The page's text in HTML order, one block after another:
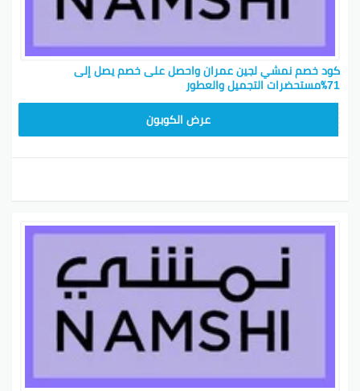
كود خصم نمشي لجين عمران واحصل على خصم يصل إلى
71٪مستحضرات التجميل والعطور
عرض الكوبون